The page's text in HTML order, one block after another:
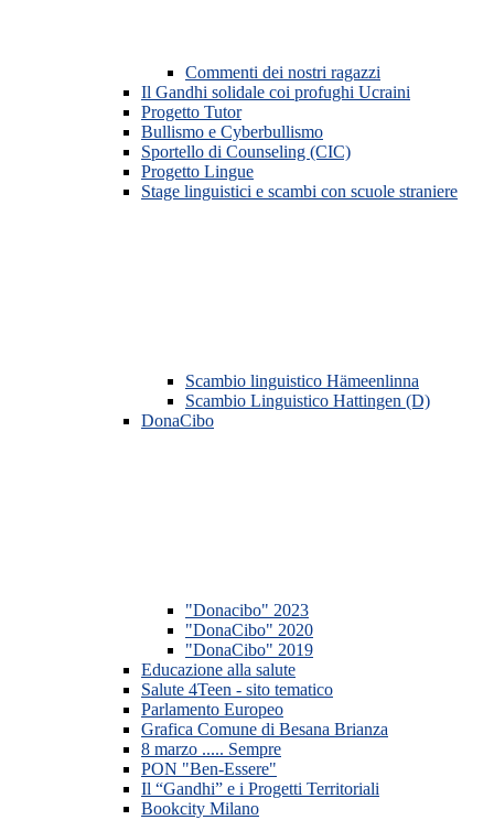
Commenti dei nostri ragazzi
Il Gandhi solidale coi profughi Ucraini
Progetto Tutor
Bullismo e Cyberbullismo
Sportello di Counseling (CIC)
Progetto Lingue
Stage linguistici e scambi con scuole straniere
Scambio linguistico Hämeenlinna
Scambio Linguistico Hattingen (D)
DonaCibo
"Donacibo" 2023
"DonaCibo" 2020
"DonaCibo" 2019
Educazione alla salute
Salute 4Teen - sito tematico
Parlamento Europeo
Grafica Comune di Besana Brianza
8 marzo ..... Sempre
PON "Ben-Essere"
Il “Gandhi” e i Progetti Territoriali
Bookcity Milano